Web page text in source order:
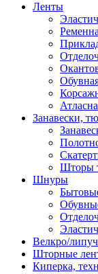
Ленты
Занавески,
Шторы
Шнуры
Велкро/
Шторные
Киперка,